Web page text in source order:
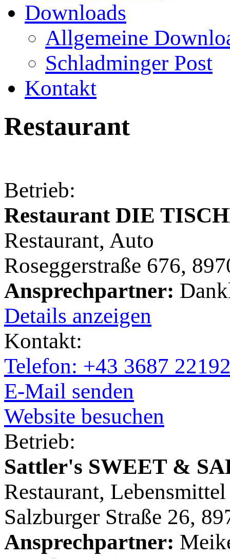
Downloads
Allgemeine
Schladminger Post
Kontakt
Restaurant
Betrieb:
Restaurant DIE
Restaurant, Auto
Roseggerstraße 676,
Ansprechpartner:
Details anzeigen
Kontakt:
Telefon: +43 3687
E-Mail senden
Website besuchen
Betrieb:
Sattler's SWEET &
Restaurant, Lebensmittel
Salzburger Straße 26,
Ansprechpartner: